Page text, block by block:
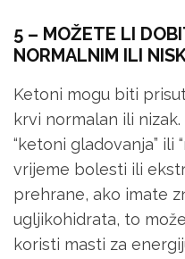
5 – MOŽETE LI
NORMALNIM ILI
Ketoni mogu biti
krvi normalan ili
“ketoni gladovanja” ili
vrijeme bolesti ili
prehrane, ako imate
ugljikohidrata, to
koristi masti za